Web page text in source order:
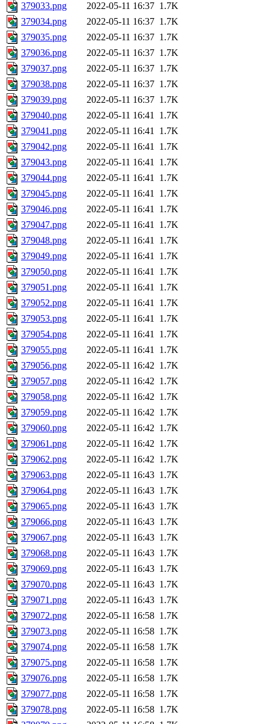
379033.png
2022-05-11 16:37 1.7K
379034.png
2022-05-11 16:37 1.7K
379035.png
2022-05-11 16:37 1.7K
379036.png
2022-05-11 16:37 1.7K
379037.png
2022-05-11 16:37 1.7K
379038.png
2022-05-11 16:37 1.7K
379039.png
2022-05-11 16:37 1.7K
379040.png
2022-05-11 16:41 1.7K
379041.png
2022-05-11 16:41 1.7K
379042.png
2022-05-11 16:41 1.7K
379043.png
2022-05-11 16:41 1.7K
379044.png
2022-05-11 16:41 1.7K
379045.png
2022-05-11 16:41 1.7K
379046.png
2022-05-11 16:41 1.7K
379047.png
2022-05-11 16:41 1.7K
379048.png
2022-05-11 16:41 1.7K
379049.png
2022-05-11 16:41 1.7K
379050.png
2022-05-11 16:41 1.7K
379051.png
2022-05-11 16:41 1.7K
379052.png
2022-05-11 16:41 1.7K
379053.png
2022-05-11 16:41 1.7K
379054.png
2022-05-11 16:41 1.7K
379055.png
2022-05-11 16:41 1.7K
379056.png
2022-05-11 16:42 1.7K
379057.png
2022-05-11 16:42 1.7K
379058.png
2022-05-11 16:42 1.7K
379059.png
2022-05-11 16:42 1.7K
379060.png
2022-05-11 16:42 1.7K
379061.png
2022-05-11 16:42 1.7K
379062.png
2022-05-11 16:42 1.7K
379063.png
2022-05-11 16:43 1.7K
379064.png
2022-05-11 16:43 1.7K
379065.png
2022-05-11 16:43 1.7K
379066.png
2022-05-11 16:43 1.7K
379067.png
2022-05-11 16:43 1.7K
379068.png
2022-05-11 16:43 1.7K
379069.png
2022-05-11 16:43 1.7K
379070.png
2022-05-11 16:43 1.7K
379071.png
2022-05-11 16:43 1.7K
379072.png
2022-05-11 16:58 1.7K
379073.png
2022-05-11 16:58 1.7K
379074.png
2022-05-11 16:58 1.7K
379075.png
2022-05-11 16:58 1.7K
379076.png
2022-05-11 16:58 1.7K
379077.png
2022-05-11 16:58 1.7K
379078.png
2022-05-11 16:58 1.7K